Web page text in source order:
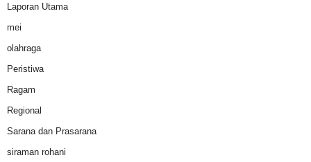
Laporan Utama
mei
olahraga
Peristiwa
Ragam
Regional
Sarana dan Prasarana
siraman rohani